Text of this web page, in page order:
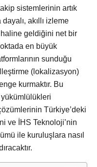
sistemlerinin artık
akıllı izleme
haline geldiğini net bir
en büyük
sunduğu
(lokalizasyon)
kurmaktır. Bu
Türkiye’deki
ve İHS Teknoloji’nin
ile kuruluşlara nasıl